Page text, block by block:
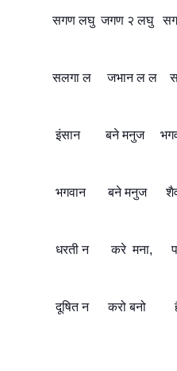
सगण लघु  जगण २
सलगा ल     जभान ल
इंसान        बने मनुज
भगवान       बने मनुज
धरती न       करे
दूषित न      करो